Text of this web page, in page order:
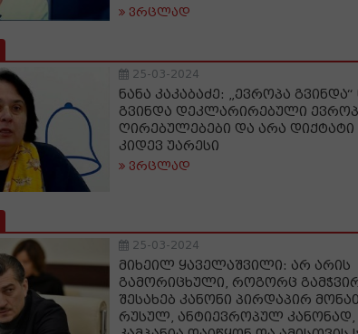
ვრცლად
25-03-2024
ნანა კაკაბაძე: „ევროპა
გვინდა დეკლარირებული
ღირებულებები და არა დიქტატი
კიდევ უარესი
ვრცლად
25-03-2024
მიხეილ ყაველაშვილი: არ არის
გამორიცხული, როგორც
შესახებ კანონი პირდაპირ
რუსულ, ანტიევროპულ კანონად,